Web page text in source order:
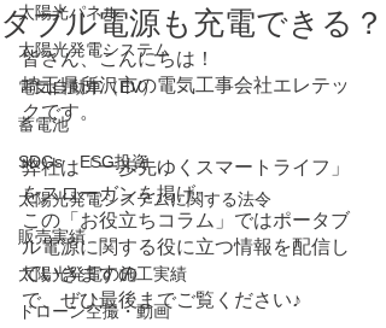
太陽光パネル
太陽光発電システム
電気自動車（EV）
蓄電池
SDGs ESG投資
太陽光発電システムに関する法令
販売実績
太陽光発電の施工実績
ドローン空撮・動画
タブル電源も充電できる？
皆さん、こんにちは！
埼玉県所沢市の電気工事会社エレテッ
クです。
弊社は「一歩先ゆくスマートライフ」
をスローガンを掲げ、
この「お役立ちコラム」ではポータブ
ル電源に関する役に立つ情報を配信し
ていきますの
で、ぜひ最後までご覧ください♪